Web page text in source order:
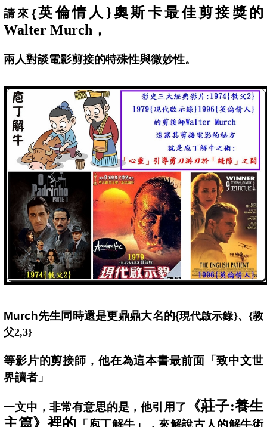
請來{英倫情人}奧斯卡最佳剪接獎的
Walter Murch，
兩人對談電影剪接的特殊性與微妙性。
Murch先生同時還是更鼎鼎大名的{現代啟示錄}、{教
父2,3}
等影片的剪接師，他在為這本書最前面「致中文世
界讀者」
一文中，非常有意思的是，他引用了 《莊子:養生
主篇》裡的 「庖丁解牛」，來解說古人的解牛術